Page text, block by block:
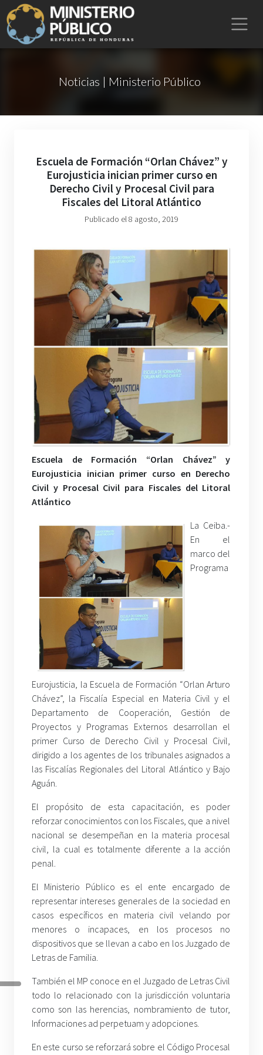
Noticias | Ministerio Público
Escuela de Formación “Orlan Chávez” y
Eurojusticia inician primer curso en
Derecho Civil y Procesal Civil para
Fiscales del Litoral Atlántico
Publicado el 8 agosto, 2019
Escuela de Formación “Orlan Chávez” y
Eurojusticia inician primer curso en Derecho
Civil y Procesal Civil para Fiscales del Litoral
Atlántico
La Ceiba.-
En el
marco del
Programa
Eurojusticia, la Escuela de Formación “Orlan Arturo
Chávez”, la Fiscalía Especial en Materia Civil y el
Departamento de Cooperación, Gestión de
Proyectos y Programas Externos desarrollan el
primer Curso de Derecho Civil y Procesal Civil,
dirigido a los agentes de los tribunales asignados a
las Fiscalías Regionales del Litoral Atlántico y Bajo
Aguán.
El propósito de esta capacitación, es poder
reforzar conocimientos con los Fiscales, que a nivel
nacional se desempeñan en la materia procesal
civil, la cual es totalmente diferente a la acción
penal.
El Ministerio Público es el ente encargado de
representar intereses generales de la sociedad en
casos específicos en materia civil velando por
menores o incapaces, en los procesos no
dispositivos que se llevan a cabo en los Juzgado de
Letras de Familia.
También el MP conoce en el Juzgado de Letras Civil
todo lo relacionado con la jurisdicción voluntaria
como son las herencias, nombramiento de tutor,
Informaciones ad perpetuam y adopciones.
En este curso se reforzará sobre el Código Procesal